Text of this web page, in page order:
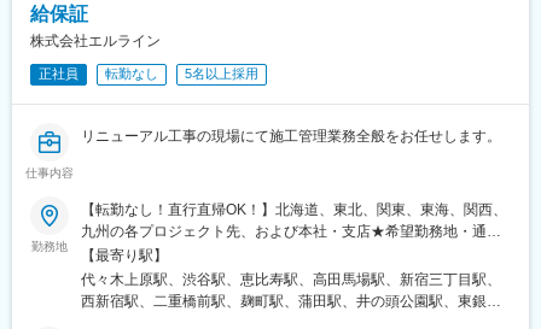
・開発言語（マークアップ含む）：JavaScript、HTML、SCSS、
XML、Apex、VB、Python、GO、PHP、TypeScript、SQL
Salesforce Platform、Node.js、AWS、GCP
・IDE/統合開発環境：VSCode
・その他ツール（案件による）：Microsoft365、Teams、
■募集背景：
当部署はECサイト構築を中心に事業展開しており、現在国内だけ
でなく海外展開を図る新規案件が増えているため、体制強化のた
めの募集です。上場を目指しており、社全体としても事業・組織
給保証
株式会社エルライン
正社員 転勤なし 5名以上採用
仕事内容
リニューアル工事の現場にて施工管理業務全般をお任せします。
勤務地
【転勤なし！直行直帰OK！】北海道、東北、関東、東海、関西、
九州の各プロジェクト先、および本社・支店★希望勤務地・通勤
時間を考慮します。★転勤なし・直行直帰OK★U・Iターン歓迎！
住宅手当あり▼プロジェクト先■北海道（北海道）■東北（宮城）
■関東（東京、埼玉、千葉、神奈川など）■東海（愛知）■関西
【最寄り駅】
代々木上原駅、渋谷駅、恵比寿駅、高田馬場駅、新宿三丁目駅、
西新宿駅、二重橋前駅、麹町駅、蒲田駅、井の頭公園駅、東銀座